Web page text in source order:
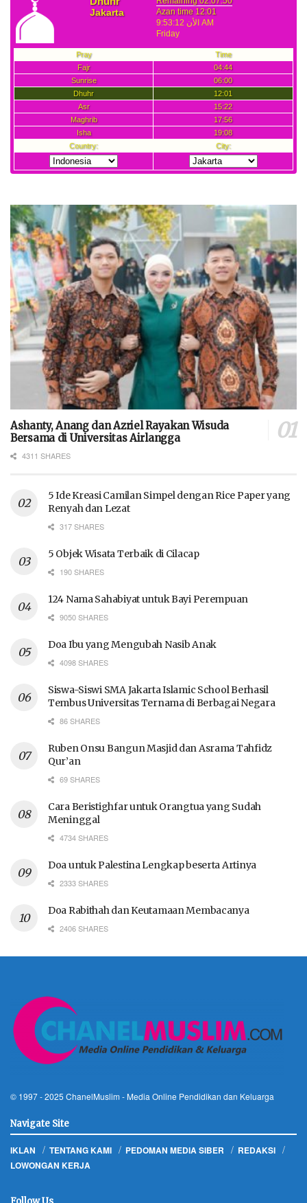
Ashanty, Anang dan Azriel Rayakan Wisuda
Bersama di Universitas Airlangga
4311 SHARES
5 Ide Kreasi Camilan Simpel dengan Rice Paper yang
Renyah dan Lezat
317 SHARES
5 Objek Wisata Terbaik di Cilacap
190 SHARES
124 Nama Sahabiyat untuk Bayi Perempuan
9050 SHARES
Doa Ibu yang Mengubah Nasib Anak
4098 SHARES
Siswa-Siswi SMA Jakarta Islamic School Berhasil
Tembus Universitas Ternama di Berbagai Negara
86 SHARES
Ruben Onsu Bangun Masjid dan Asrama Tahfidz
Qur’an
69 SHARES
Cara Beristighfar untuk Orangtua yang Sudah
Meninggal
4734 SHARES
Doa untuk Palestina Lengkap beserta Artinya
2333 SHARES
Doa Rabithah dan Keutamaan Membacanya
2406 SHARES
© 1997 - 2025 ChanelMuslim - Media Online Pendidikan dan Keluarga
Navigate Site
IKLAN TENTANG KAMI PEDOMAN MEDIA SIBER
REDAKSI
LOWONGAN KERJA